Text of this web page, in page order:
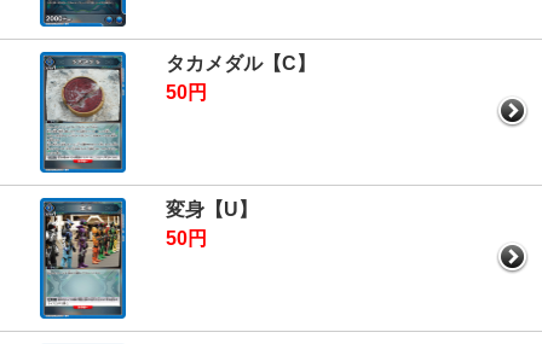
タカメダル【C】
50円
変身【U】
50円